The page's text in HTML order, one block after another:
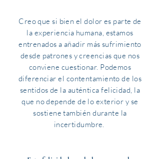
Creo que si bien el dolor es parte de
la experiencia humana, estamos
entrenados a añadir más sufrimiento
desde patrones y creencias que nos
conviene cuestionar. Podemos
diferenciar el contentamiento de los
sentidos de la auténtica felicidad, la
que no depende de lo exterior y se
sostiene también durante la
incertidumbre.